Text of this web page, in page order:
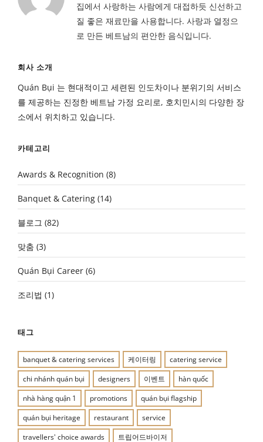
집에서 사랑하는 사람에게 대접하듯 신선하고
질 좋은 재료만을 사용합니다. 사랑과 열정으
로 만든 베트남의 편안한 음식입니다.
회사 소개
Quán Bụi 는 현대적이고 세련된 인도차이나 분위기의 서비스
를 제공하는 진정한 베트남 가정 요리로, 호치민시의 다양한 장
소에서 위치하고 있습니다.
카테고리
Awards & Recognition (8)
Banquet & Catering (14)
블로그 (82)
맞춤 (3)
Quán Bụi Career (6)
조리법 (1)
태그
banquet & catering services 케이터링
catering service
chi nhánh quán bụi
designers 이벤트
hàn quốc
nhà hàng quận 1
promotions
quán bụi flagship
quán bụi heritage
restaurant
service
travellers' choice awards
트립어드바이저